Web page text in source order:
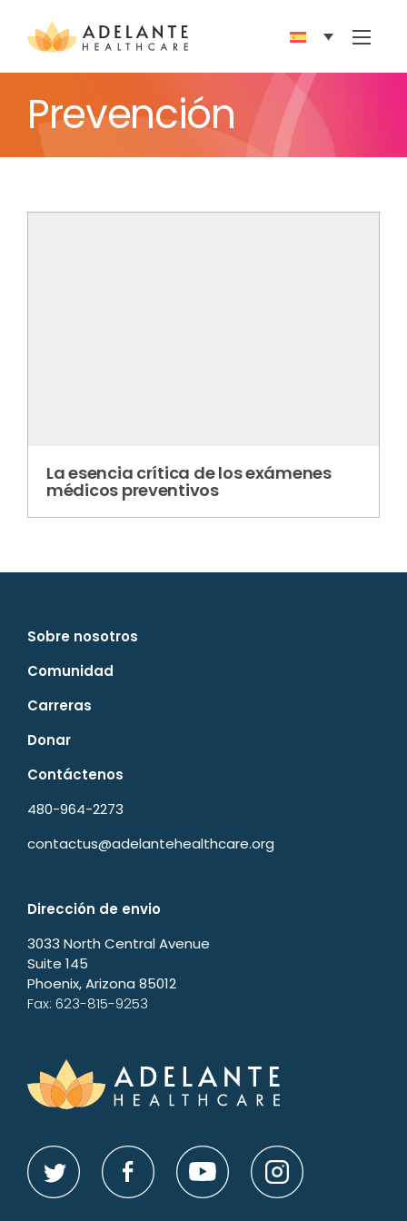
Show
Prevención
La esencia crítica de los exámenes
médicos preventivos
Sobre nosotros
Comunidad
Carreras
Donar
Contáctenos
480-964-2273
contactus@adelantehealthcare.org
Dirección de envio
3033 North Central Avenue
Suite 145
Phoenix, Arizona 85012
Fax: 623-815-9253